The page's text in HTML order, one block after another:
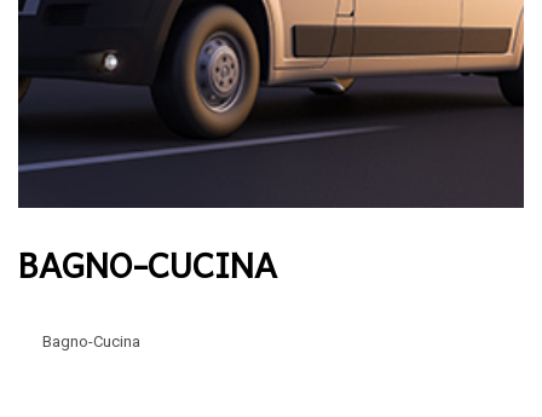
BAGNO-CUCINA
Bagno-Cucina